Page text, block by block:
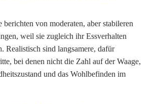
berichten von moderaten, aber stabileren
weil sie zugleich ihr Essverhalten
Realistisch sind langsamere, dafür
bei denen nicht die Zahl auf der Waage,
und das Wohlbefinden im